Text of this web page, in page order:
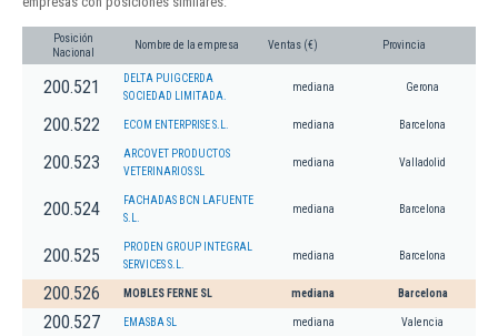
Posición
Nacional
Nombre de la empresa Ventas (€) Provincia
200.521
DELTA PUIGCERDA
SOCIEDAD LIMITADA.
mediana Gerona
200.522 ECOM ENTERPRISE S.L. mediana Barcelona
200.523
ARCOVET PRODUCTOS
VETERINARIOS SL
mediana Valladolid
200.524
FACHADAS BCN LAFUENTE
S.L.
mediana Barcelona
200.525
PRODEN GROUP INTEGRAL
SERVICES S.L.
mediana Barcelona
200.526 MOBLES FERNE SL mediana Barcelona
200.527 EMASBA SL mediana Valencia